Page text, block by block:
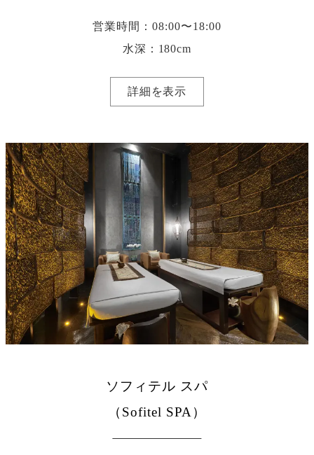
営業時間：08:00〜18:00
水深：180cm
詳細を表示
ソフィテル スパ
（Sofitel SPA）